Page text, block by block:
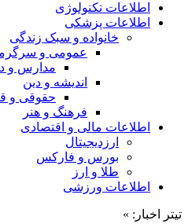
اطلاعات تکنولوژی
اطلاعات پزشکی
خانواده و سبک زندگی
عمومی و
مدارس و
اندیشه و دین
حقوقی و
فرهنگ و هنر
اطلاعات مالی و اقتصادی
ارزدیجیتال
بورس و فارکس
طلا و ارز
اطلاعات ورزشی
تیتر اخبار: »